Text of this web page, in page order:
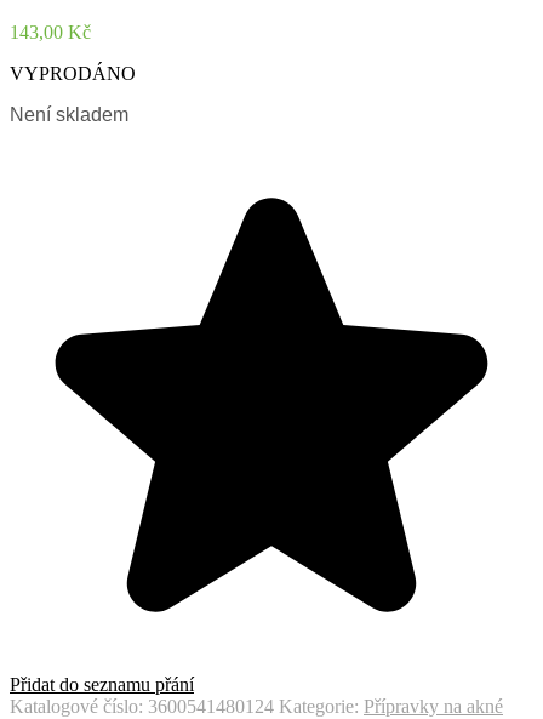
143,00 Kč
VYPRODÁNO
Není skladem
Přidat do seznamu přání
Katalogové číslo: 3600541480124 Kategorie: Přípravky na akné